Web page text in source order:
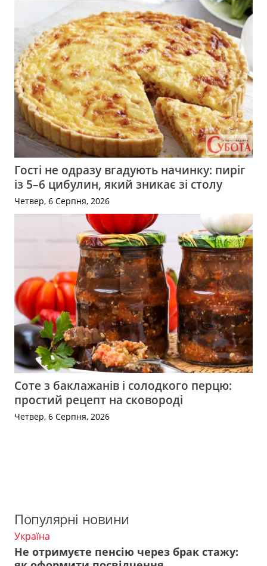
Гості не одразу вгадують начинку: пиріг
із 5–6 цибулин, який зникає зі столу
Четвер, 6 Серпня, 2026
Соте з баклажанів і солодкого перцю:
простий рецепт на сковороді
Четвер, 6 Серпня, 2026
Популярні новини
Україна
Не отримуєте пенсію через брак стажу: